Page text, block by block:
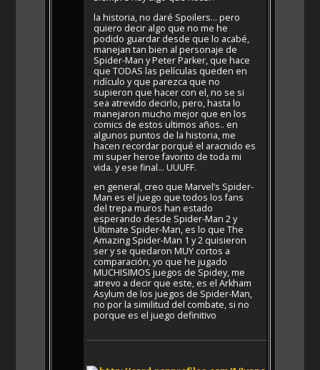
la historia, no daré Spoilers… pero
quiero decir algo que no me he
podido guardar desde que lo acabé,
manejan tan bien al personaje de
Spider-Man y Peter Parker, que hace
que TODAS las películas queden en
ridículo y que parezca que no
supieron que hacer con el, no se si
sea atrevido decirlo, pero, hasta lo
manejaron mucho mejor que en los
comics de estos ultimos años.. en
algunos puntos de la historia, me
hacen recordar porqué el aracnido es
mi super heroe favorito de toda mi
vida. y ese final… UUUFF.
en general, creo que Marvel’s Spider-
Man es el juego que todos los fans
del trepa muros han estado
esperando desde Spider-Man 2 y
Ultimate Spider-Man, es lo que The
Amazing Spider-Man 1 y 2 quisieron
ser y se quedaron MUY cortos a
comparación, yo que he jugado
MUCHISIMOS juegos de Spidey, me
atrevo a decir que este, es el Arkham
Asylum de los juegos de Spider-Man,
no por la similitud del combate, si no
porque es el juego definitivo